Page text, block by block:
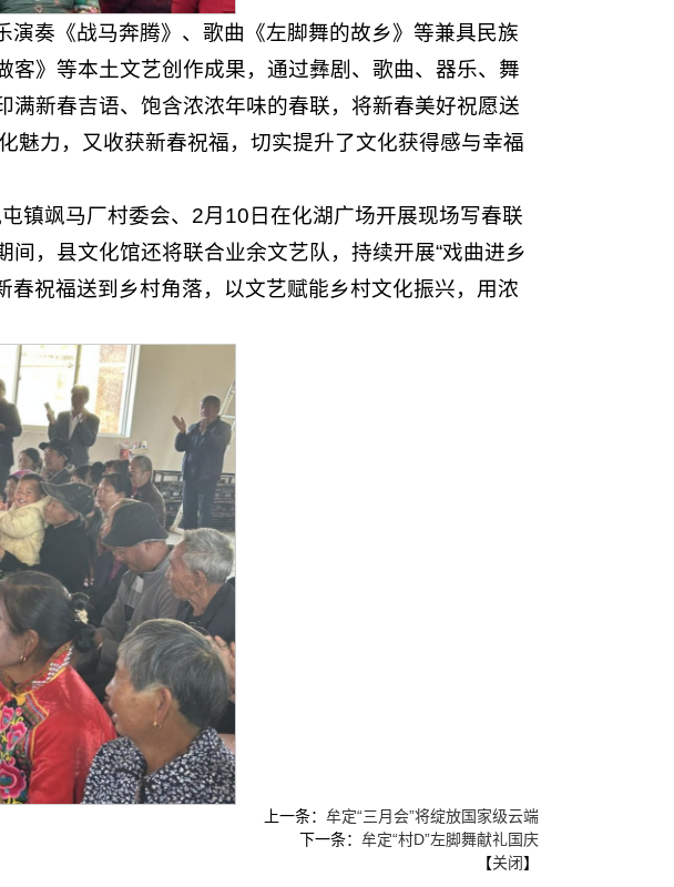
奏《战马奔腾》、歌曲《左脚舞的故乡》等兼具民族
》等本土文艺创作成果，通过彝剧、歌曲、器乐、舞
新春吉语、饱含浓浓年味的春联，将新春美好祝愿送
魅力，又收获新春祝福，切实提升了文化获得感与幸福
镇飒马厂村委会、2月10日在化湖广场开展现场写春联
，县文化馆还将联合业余文艺队，持续开展“戏曲进乡
春祝福送到乡村角落，以文艺赋能乡村文化振兴，用浓
上一条： 牟定“三月会”将绽放国家级云端
下一条： 牟定“村D”左脚舞献礼国庆
【关闭】